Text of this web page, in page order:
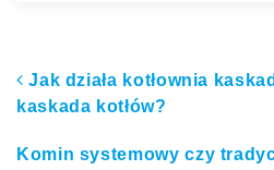
Nawigacja po
Jak działa kotłownia
kaskada kotłów?
Komin systemowy czy